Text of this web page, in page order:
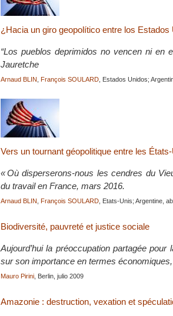
¿Hacia un giro geopolítico entre los
“Los pueblos deprimidos no vencen ni en
Jauretche
Arnaud BLIN François SOULARD , Estados Unidos;
Vers un tournant géopolitique entre les
« Où disperserons-nous les cendres du
du travail en France, mars 2016.
Arnaud BLIN François SOULARD , Etats-Unis; Argentine,
Biodiversité, pauvreté et justice sociale
Aujourd’hui la préoccupation partagée
sur son importance en termes
Mauro Pirini , Berlin, julio 2009
Amazonie : destruction, vexation et